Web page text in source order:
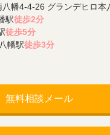
八幡4-4-26 グランデヒロ本
駅徒歩2分
徒歩5分
駅徒歩3分
無料相談メール